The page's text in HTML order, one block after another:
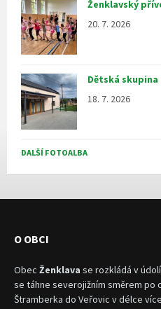
Ženklavský
20. 7. 2026
Dětská skupina
18. 7. 2026
DALŠÍ FOTOALBA
O OBCI
Obec Ženklava se rozkládá v
se táhne severojižním směrem po
Štramberka do Veřovic v délce